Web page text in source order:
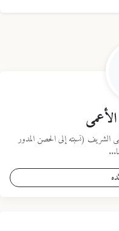
الشريف (نسبته إلى الحصن المدور